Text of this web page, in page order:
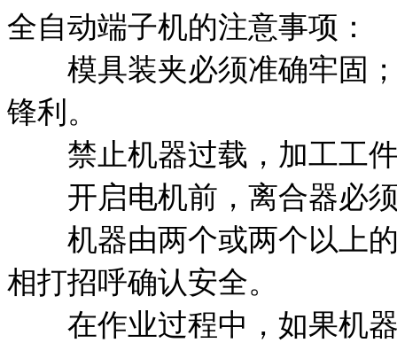
全自动端子机的注意事项：
模具装夹必须准确牢固；
锋利。
禁止机器过载，加工工件
开启电机前，离合器必须
机器由两个或两个以上的
相打招呼确认安全。
在作业过程中，如果机器